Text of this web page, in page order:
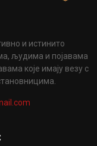
и истинито
људима и појавама
које имају везу с